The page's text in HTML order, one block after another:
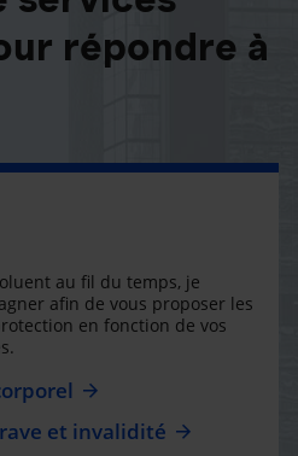
répondre à
au fil du temps, je
afin de vous proposer les
en fonction de vos
et invalidité